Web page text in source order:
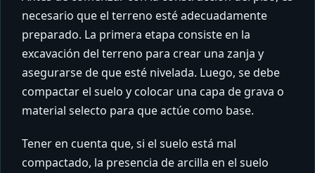
necesario que el terreno esté adecuadamente
preparado. La primera etapa consiste en la
excavación del terreno para crear una zanja y
asegurarse de que esté nivelada. Luego, se debe
compactar el suelo y colocar una capa de grava o
material selecto para que actúe como base.
Tener en cuenta que, si el suelo está mal
compactado, la presencia de arcilla en el suelo